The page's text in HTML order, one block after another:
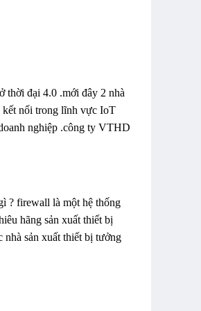
thời đại 4.0 .mới đây 2 nhà
kết nối trong lĩnh vực IoT
nghiệp .công ty VTHD
? firewall là một hệ thống
hãng sản xuất thiết bị
sản xuất thiết bị tưởng